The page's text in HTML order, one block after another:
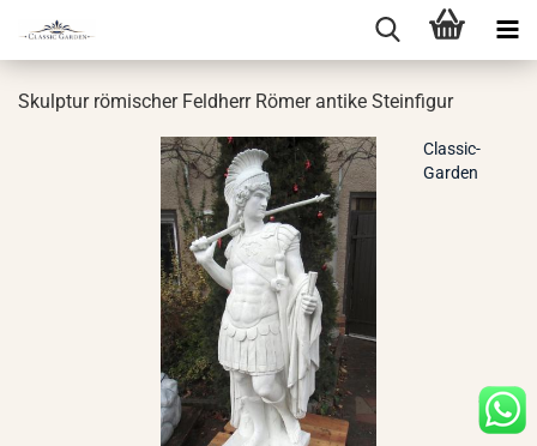
Skulp­tur rö­mi­scher Feld­herr Römer an­ti­ke Stein­fi­gur
Classic-
Garden